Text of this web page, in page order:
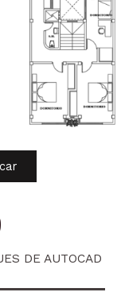
DE AUTOCAD